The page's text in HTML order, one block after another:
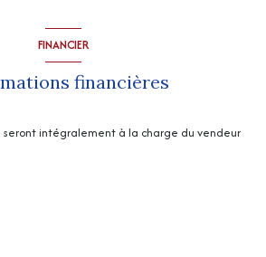
FINANCIER
financières
seront intégralement à la charge du vendeur